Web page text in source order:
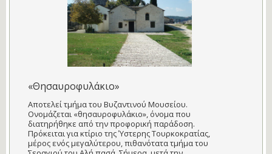
«Θησαυροφυλάκιο»
Αποτελεί τμήμα του Βυζαντινού Μουσείου.
Ονομάζεται «θησαυροφυλάκιο», όνομα που
διατηρήθηκε από την προφορική παράδοση.
Πρόκειται για κτίριο της Ύστερης Τουρκοκρατίας,
μέρος ενός μεγαλύτερου, πιθανότατα τμήμα του